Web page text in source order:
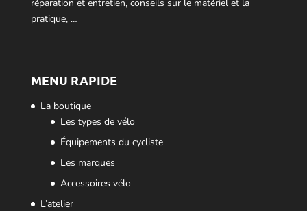
réparation et entretien, conseils sur le matériel et la
pratique, …
MENU RAPIDE
La boutique
Les types de vélo
Équipements du cycliste
Les marques
Accessoires vélo
L’atelier